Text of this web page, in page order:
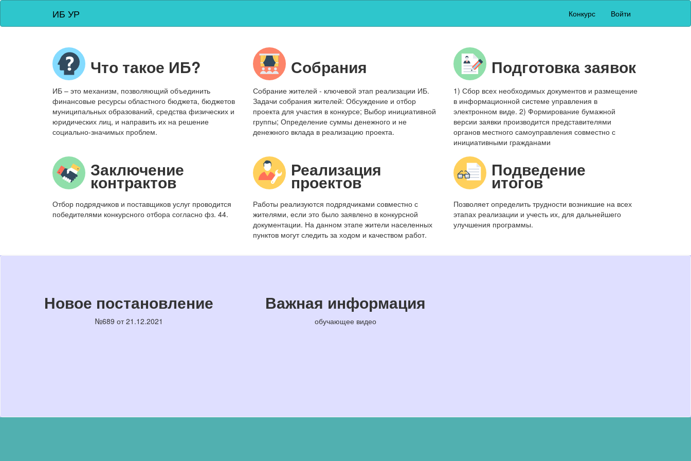
ИБ УР Конкурс Войти
Что такое ИБ?
ИБ – это механизм, позволяющий объединить
финансовые ресурсы областного бюджета, бюджетов
муниципальных образований, средства физических и
юридических лиц, и направить их на решение
социально-значимых проблем.
Собрания
Собрание жителей - ключевой этап реализации ИБ.
Задачи собрания жителей: Обсуждение и отбор
проекта для участия в конкурсе; Выбор инициативной
группы; Определение суммы денежного и не
денежного вклада в реализацию проекта.
Подготовка заявок
1) Сбор всех необходимых документов и размещение
в информационной системе управления в
электронном виде. 2) Формирование бумажной
версии заявки производится представителями
органов местного самоуправления совместно с
инициативными гражданами
Заключение
контрактов
Отбор подрядчиков и поставщиков услуг проводится
победителями конкурсного отбора согласно фз. 44.
Реализация
проектов
Работы реализуются подрядчиками совместно с
жителями, если это было заявлено в конкурсной
документации. На данном этапе жители населенных
пунктов могут следить за ходом и качеством работ.
Подведение
итогов
Позволяет определить трудности возникшие на всех
этапах реализации и учесть их, для дальнейшего
улучшения программы.
Новое постановление
№689 от 21.12.2021
Важная информация
обучающее видео